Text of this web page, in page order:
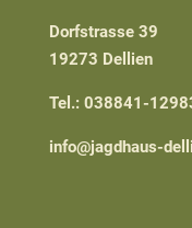
Dorfstrasse 39
19273 Dellien
Tel.: 038841-
info@jagdhaus-